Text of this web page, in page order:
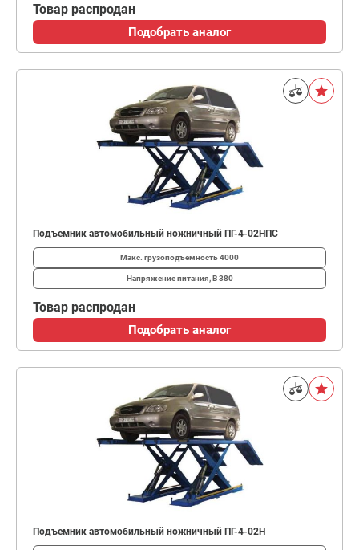
Товар распродан
Подобрать аналог
Подъемник автомобильный ножничный ПГ-4-02НПС
Макс. грузоподъемность4000
Напряжение питания, В380
Товар распродан
Подобрать аналог
Подъемник автомобильный ножничный ПГ-4-02Н